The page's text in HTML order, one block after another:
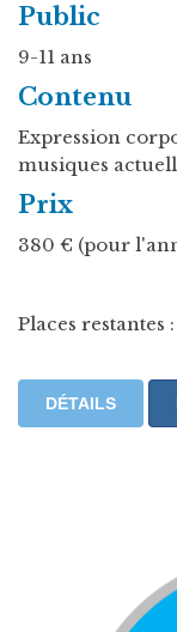
Public
9-11 ans
Contenu
Expression
musiques
Prix
380 € (pour
Places restantes
DÉTAILS